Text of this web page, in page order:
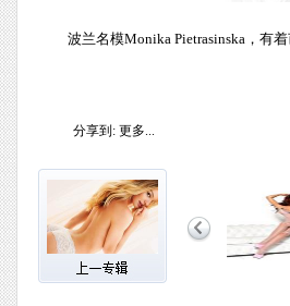
波兰名模Monika Pietrasinska，有
分享到: 更多...